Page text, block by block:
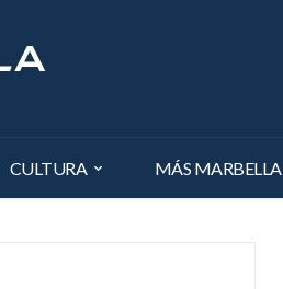
CULTURA MÁS MARBELLA